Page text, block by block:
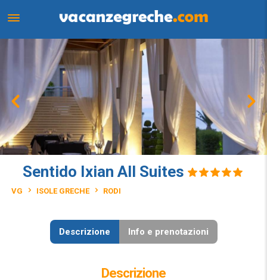
Sentido Ixian All Suites
VG ISOLE GRECHE RODI
Descrizione Info e prenotazioni
Descrizione